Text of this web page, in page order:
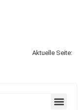
Aktuelle Seite: